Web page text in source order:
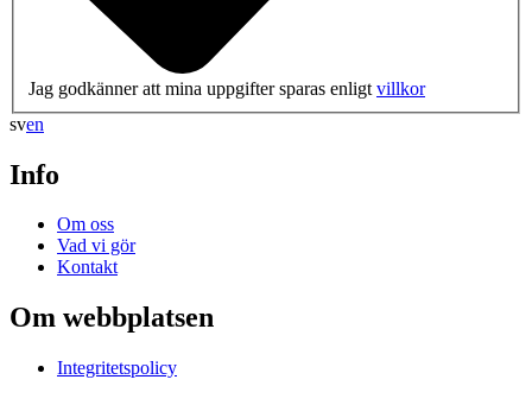
Jag godkänner att mina uppgifter sparas enligt villkor
sven
Info
Om oss
Vad vi gör
Kontakt
Om webbplatsen
Integritetspolicy